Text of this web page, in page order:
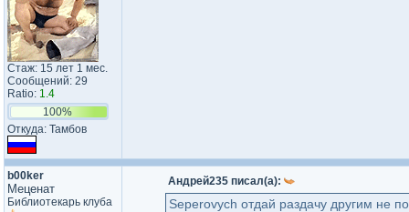
Стаж: 15 лет 1 мес.
Сообщений: 29
Ratio: 1.4
100%
Откуда: Тамбов
b00ker
Меценат
Библиотекарь клуба
Андрей235 писал(а):
Seperovych отдай раздачу другим не